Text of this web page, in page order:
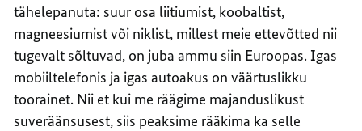
tähelepanuta: suur osa liitiumist, koobaltist,
magneesiumist või niklist, millest meie ettevõtted nii
tugevalt sõltuvad, on juba ammu siin Euroopas. Igas
mobiiltelefonis ja igas autoakus on väärtuslikku
toorainet. Nii et kui me räägime majanduslikust
suveräänsusest, siis peaksime rääkima ka selle